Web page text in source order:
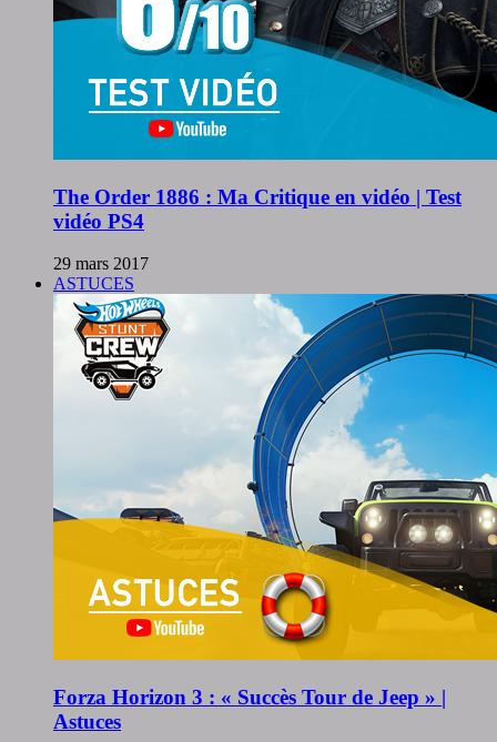
The Order 1886 : Ma Critique en vidéo | Test
vidéo PS4
29 mars 2017
ASTUCES
Forza Horizon 3 : « Succès Tour de Jeep » |
Astuces